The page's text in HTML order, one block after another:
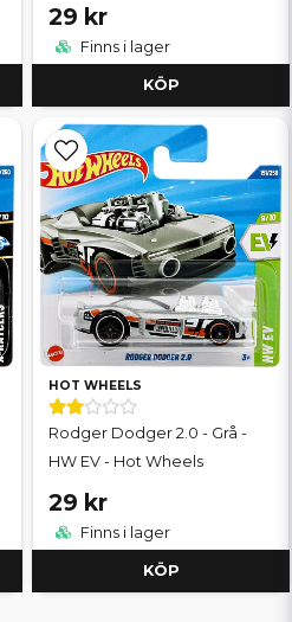
29 kr
Finns i lager
KÖP
HOT WHEELS
Rodger Dodger 2.0 - Grå -
HW EV - Hot Wheels
29 kr
Finns i lager
KÖP